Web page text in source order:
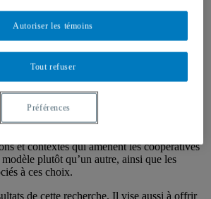
possibles modèles d’organisation des
Québec » a été réalisé en partenariat avec
du Québec à Montréal (UQAM).
explorer et à documenter différents modèles
allant d’une horizontalité complète à
de direction générale. La recherche a
et contextes qui amènent les coopératives
plutôt qu’un autre, ainsi que les
à ces choix.
de cette recherche. Il vise aussi à offrir
Tout refuser
Autoriser les témoins
Préférences